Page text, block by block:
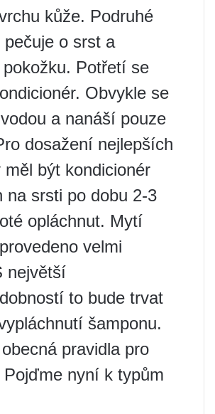
kůže. Podruhé
o srst a
Potřetí se
Obvykle se
a nanáší pouze
dosažení nejlepších
měl být kondicionér
na srsti po dobu 2-3
opláchnut. Mytí
velmi
největší
to bude trvat
šamponu.
pravidla pro
nyní k typům